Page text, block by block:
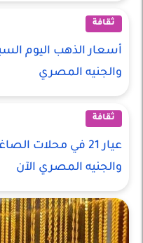
ثقافة
والجنيه المصري
ثقافة
عيار 21 في محلات
والجنيه المصري الآن